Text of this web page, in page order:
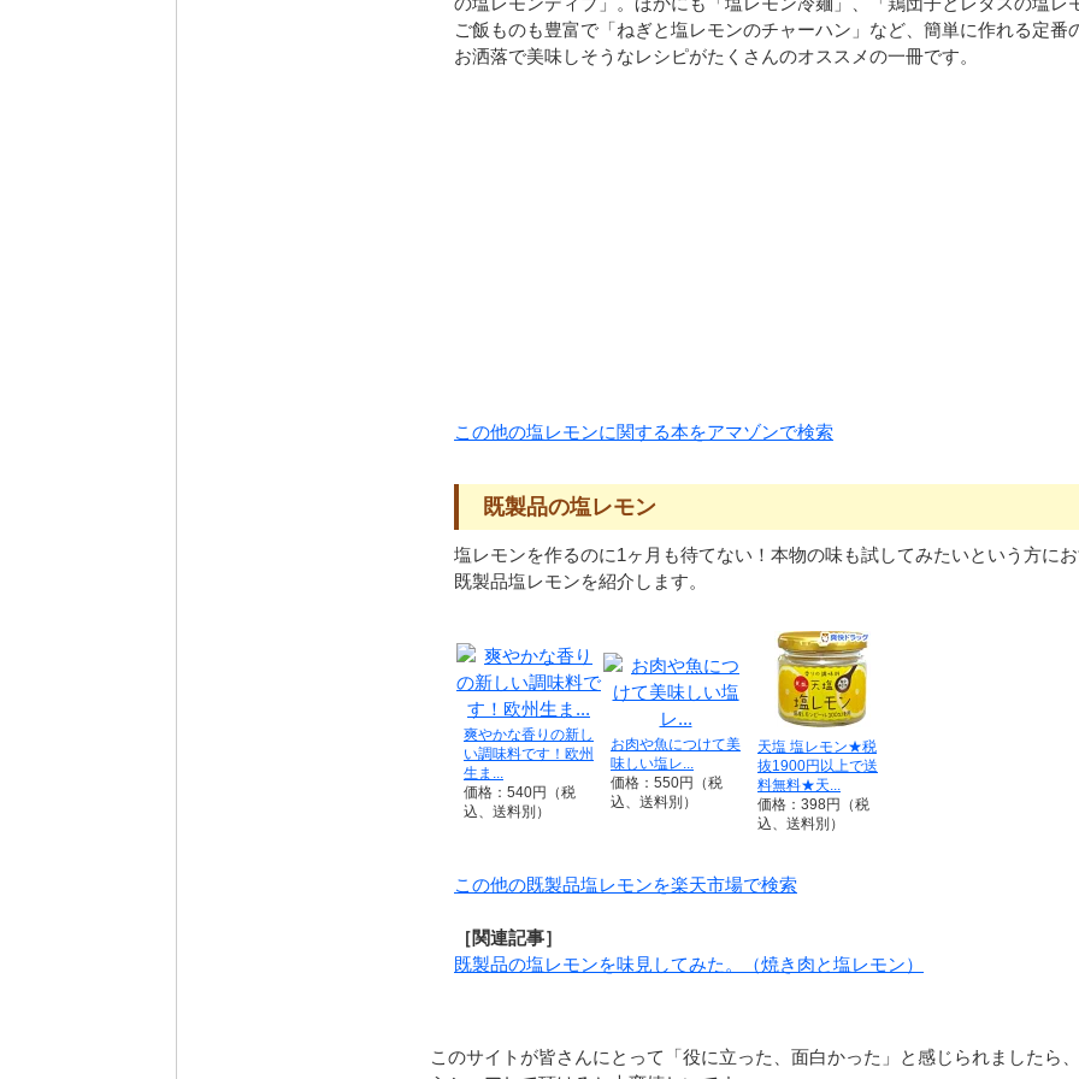
ご飯ものも豊富で「ねぎと塩レモンのチャーハン」など、簡単に作れる定番
お洒落で美味しそうなレシピがたくさんのオススメの一冊です。
この他の塩レモンに関する本をアマゾンで検索
既製品の塩レモン
塩レモンを作るのに1ヶ月も待てない！本物の味も試してみたいという方に
既製品塩レモンを紹介します。
爽やかな香りの新し
い調味料です！欧州
生ま...
価格：540円（税
込、送料別）
お肉や魚につけて美
味しい塩レ...
価格：550円（税
込、送料別）
天塩 塩レモン★税
抜1900円以上で送
料無料★天...
価格：398円（税
込、送料別）
この他の既製品塩レモンを楽天市場で検索
［関連記事］
既製品の塩レモンを味見してみた。（焼き肉と塩レモン）
このサイトが皆さんにとって「役に立った、面白かった」と感じられましたら